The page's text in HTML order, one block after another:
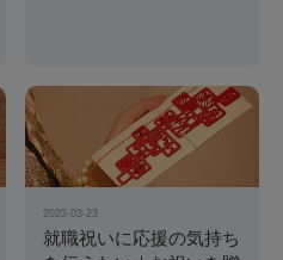
2023-03-23
就職祝いに応援の気持ち